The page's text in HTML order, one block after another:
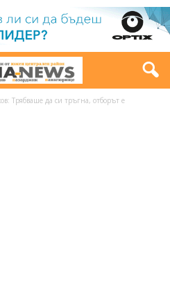
Трябваше да си тръгна, отборът е